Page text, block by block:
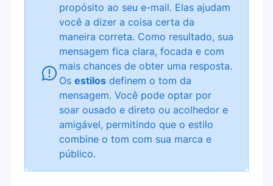
propósito ao seu e-mail. Elas ajudam
você a dizer a coisa certa da
maneira correta. Como resultado, sua
mensagem fica clara, focada e com
mais chances de obter uma resposta.
Os estilos definem o tom da
mensagem. Você pode optar por
soar ousado e direto ou acolhedor e
amigável, permitindo que o estilo
combine o tom com sua marca e
público.